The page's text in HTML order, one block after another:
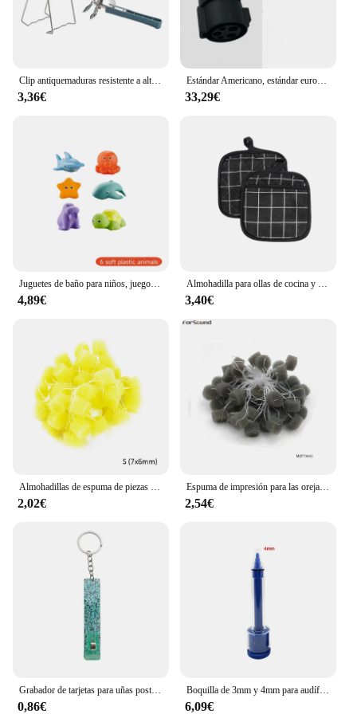
Clip antiquemaduras resistente a altas temperaturas, antideslizante, conveniente para sacar y prevenir quemaduras en las manos
3,36€
Estándar Americano, estándar europeo, J1772Type1, nueva pila de carga de energía para llevar electricidad, enchufe de conversión de 220V
33,29€
4,89€ 3,40€
2,02€
Espuma de impresión para las orejas, 50 piezas
2,54€
0,86€
Boquilla de 3mm y 4mm para audífono, jeringa de impresión CIC profesional
6,09€